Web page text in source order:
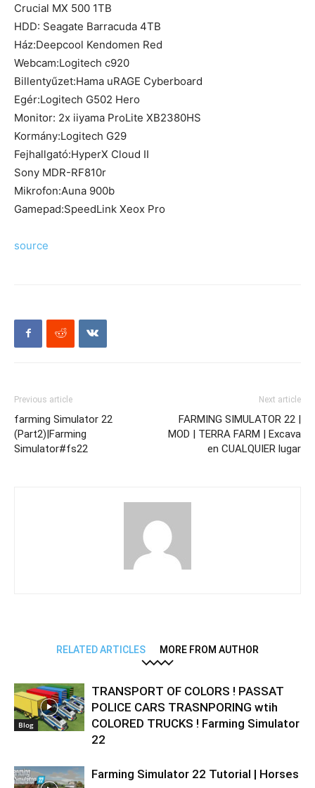
Crucial MX 500 1TB
HDD: Seagate Barracuda 4TB
Ház:Deepcool Kendomen Red
Webcam:Logitech c920
Billentyűzet:Hama uRAGE Cyberboard
Egér:Logitech G502 Hero
Monitor: 2x iiyama ProLite XB2380HS
Kormány:Logitech G29
Fejhallgató:HyperX Cloud II
Sony MDR-RF810r
Mikrofon:Auna 900b
Gamepad:SpeedLink Xeox Pro
source
Previous article
farming Simulator 22
(Part2)|Farming
Simulator#fs22
Next article
FARMING SIMULATOR 22 |
MOD | TERRA FARM | Excava
en CUALQUIER lugar
RELATED ARTICLES MORE FROM AUTHOR
Blog
TRANSPORT OF COLORS ! PASSAT
POLICE CARS TRASNPORING wtih
COLORED TRUCKS ! Farming Simulator
22
Farming Simulator 22 Tutorial | Horses